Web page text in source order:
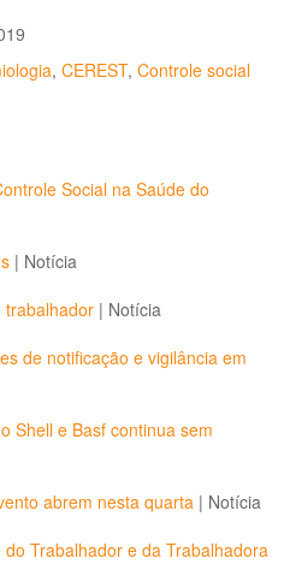
, CEREST, Controle social
Social na Saúde do
| Notícia
trabalhador | Notícia
de notificação e vigilância em
Shell e Basf continua sem
abrem nesta quarta | Notícia
Trabalhador e da Trabalhadora